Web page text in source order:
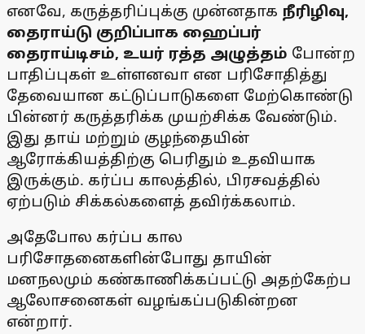
எனவே, கருத்தரிப்புக்கு முன்னதாக நீரிழிவு,
தைராய்டு குறிப்பாக ஹைப்பர்
தைராய்டிசம், உயர் ரத்த அழுத்தம் போன்ற
பாதிப்புகள் உள்ளனவா என பரிசோதித்து
தேவையான கட்டுப்பாடுகளை மேற்கொண்டு
பின்னர் கருத்தரிக்க முயற்சிக்க வேண்டும்.
இது தாய் மற்றும் குழந்தையின்
ஆரோக்கியத்திற்கு பெரிதும் உதவியாக
இருக்கும். கர்ப்ப காலத்தில், பிரசவத்தில்
ஏற்படும் சிக்கல்களைத் தவிர்க்கலாம்.
அதேபோல கர்ப்ப கால
பரிசோதனைகளின்போது தாயின்
மனநலமும் கண்காணிக்கப்பட்டு அதற்கேற்ப
ஆலோசனைகள் வழங்கப்படுகின்றன
என்றார்.